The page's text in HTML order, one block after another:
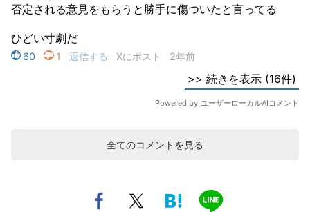
全てのコメントを見る